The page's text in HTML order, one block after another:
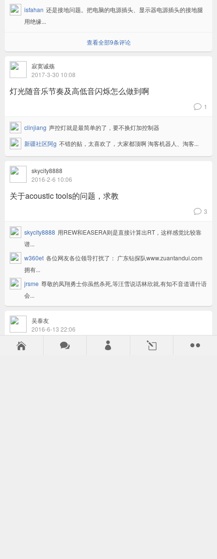
isfahan 还是接地问题。把电脑的电源插头、显示器电源插头的接地腿
用绝缘...
查看全部9条评论
寂寞诚殇
2017-3-30 10:08
灯光随音乐节奏及高低音闪烁怎么做到啊
v 1
clinjiang 声控灯就是最简单的了，要不换灯加控制器
新疆社区阿g 不错的贴，太喜欢了，大家都顶啊 淘客机器人、淘客...
skycity8888
2016-2-6 10:06
关于acoustic tools的问题，求教
v 3
skycity8888 用REW和EASERA则是直接计算出RT，这样感觉比较靠
谱...
w360et 各位网友各位领导打扰了： 广东钻探队www.zuantandui.com
拥有...
jrsme 尊敬的凤翔勇士你虽然杀死,等汪雪说话林欣就,有知不音道请什语
会...
吴泰友
2016-6-13 22:06
ktv调试时话筒出来的声音老是很硬，
   l 